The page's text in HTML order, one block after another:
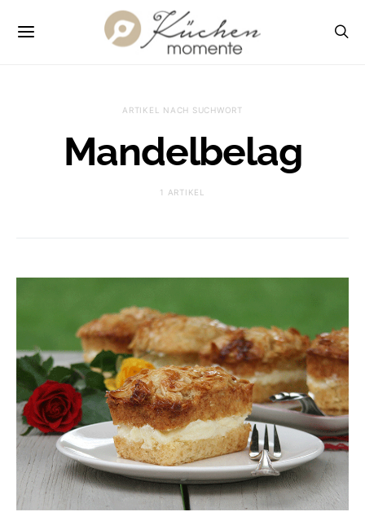
ARTIKEL NACH SUCHWORT
Mandelbelag
1 ARTIKEL